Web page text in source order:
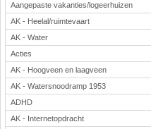
Aangepaste vakanties/logeerhuizen
AK - Heelal/ruimtevaart
AK - Water
Acties
AK - Hoogveen en laagveen
AK - Watersnoodramp 1953
ADHD
AK - Internetopdracht